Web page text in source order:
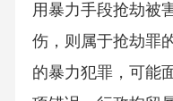
用暴力手段抢劫被
伤，则属于抢劫罪
的暴力犯罪，可能